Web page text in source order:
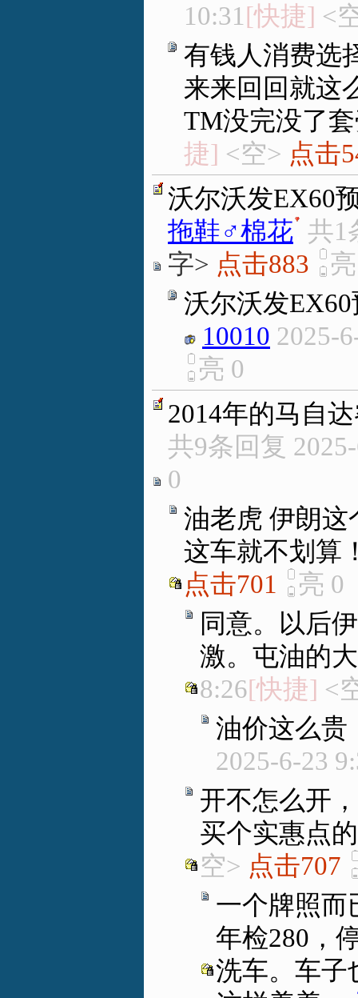
10:31 [快捷] <
有钱人消费选
来来回回就这
TM没完没了
捷] <空> 点击
沃尔沃发EX60
拖鞋♂棉花. 共1
字> 点击883
沃尔沃发
10010 2025-
亮 0
2014年的马自
共9条回复
0
油老虎 伊朗这
这车就不划算
点击701
亮 0
同意。以后
激。屯油的
8:26[快捷] <
油价这么贵
2025-6-23
开不怎么开
买个实惠点
空> 点击707
一个牌照而
年检280，
洗车。车子